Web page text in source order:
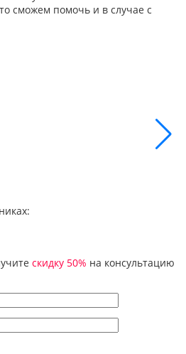
сможем помочь и в случае с
скидку 50% на консультацию